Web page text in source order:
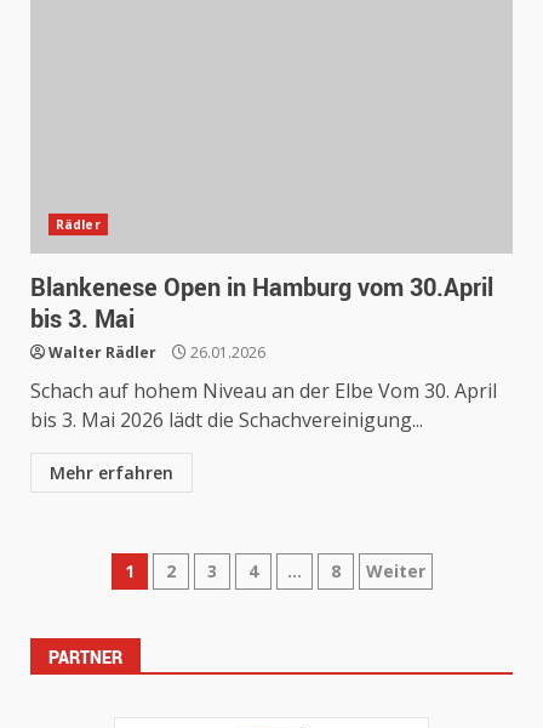
Rädler
Blankenese Open in Hamburg vom 30.April
bis 3. Mai
Walter Rädler 26.01.2026
Schach auf hohem Niveau an der Elbe Vom 30. April
bis 3. Mai 2026 lädt die Schachvereinigung...
Mehr erfahren
Seitennummerierung
Beiträge
1 2 3 4 … 8 Weiter
PARTNER